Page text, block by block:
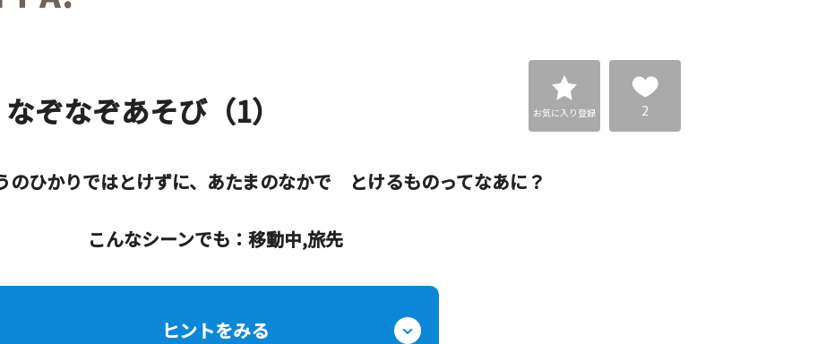
ぞなぞあそび（1） お気に入り登録 2
のひかりではとけずに、あたまのなかで とけるものってなあに？
こんなシーンでも：移動中,旅先
ヒントをみる